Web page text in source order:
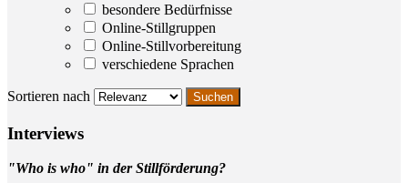
besondere Bedürfnisse
Online-Stillgruppen
Online-Stillvorbereitung
verschiedene Sprachen
Sortieren nach
Inter­views
"Who is who" in der Stillförderung?